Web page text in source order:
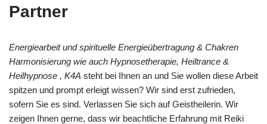
Partner
Energiearbeit und spirituelle Energieübertragung & Chakren
Harmonisierung wie auch Hypnosetherapie, Heiltrance &
Heilhypnose , K4A steht bei Ihnen an und Sie wollen diese Arbeit
spitzen und prompt erleigt wissen? Wir sind erst zufrieden,
sofern Sie es sind. Verlassen Sie sich auf Geistheilerin. Wir
zeigen Ihnen gerne, dass wir beachtliche Erfahrung mit Reiki